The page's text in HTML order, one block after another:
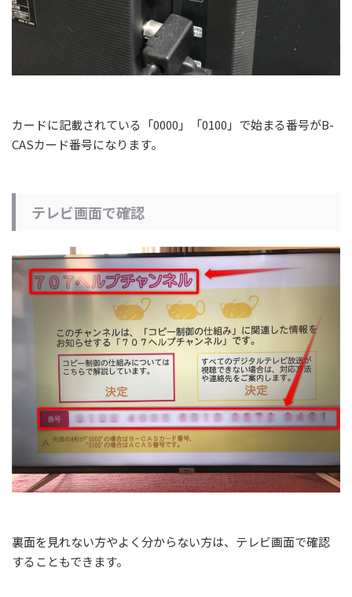
カードに記載されている「0000」「0100」で始まる番号がB-
CASカード番号になります。
テレビ画面で確認
裏面を見れない方やよく分からない方は、テレビ画面で確認
することもできます。